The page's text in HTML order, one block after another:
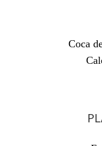
Coca